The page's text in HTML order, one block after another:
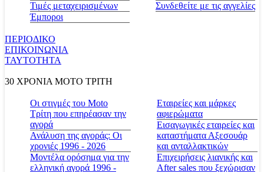
Τιμές μεταχειρισμένων
Έμποροι
Συνδεθείτε με τις αγγελίες
ΠΕΡΙΟΔΙΚΟ
ΕΠΙΚΟΙΝΩΝΙΑ
ΤΑΥΤΟΤΗΤΑ
30 ΧΡΟΝΙΑ MOTO ΤΡΙΤΗ
Οι στιγμές του Moto
Τρίτη που επηρέασαν την
αγορά
Ανάλυση της αγοράς: Οι
χρονιές 1996 - 2026
Μοντέλα ορόσημα για την
ελληνική αγορά 1996 -
Εταιρείες και μάρκες
αφιερώματα
Εισαγωγικές εταιρείες και
καταστήματα Αξεσουάρ
και ανταλλακτικών
Επιχειρήσεις λιανικής και
After sales που ξεχώρισαν